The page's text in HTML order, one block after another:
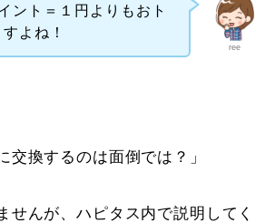
ree
ント＝１円よりもおト
よね！
交換するのは面倒では？」
せんが、ハピタス内で説明してく